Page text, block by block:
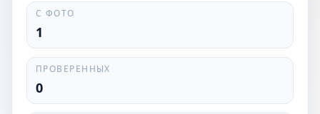
С ФОТО
1
ПРОВЕРЕННЫХ
0